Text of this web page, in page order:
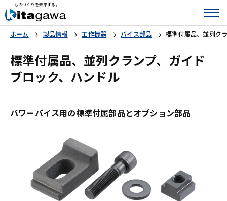
ものづくりを未来する。
ホーム 製品情報 工作機器 バイス部品 標準付属品、並列ク
標準付属品、並列クランプ、ガイド
ブロック、ハンドル
パワーバイス用の標準付属部品とオプション部品